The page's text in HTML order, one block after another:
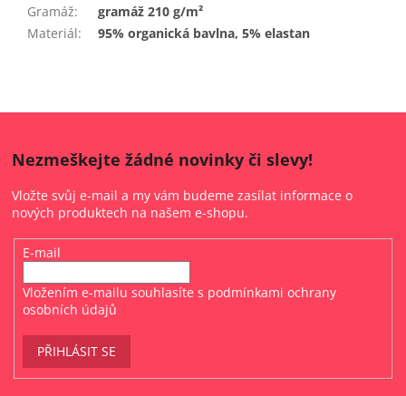
Gramáž:
gramáž 210 g/m²
Materiál: 95% organická bavlna, 5% elastan
Nezmeškejte žádné novinky či slevy!
Vložte svůj e-mail a my vám budeme zasílat informace o
nových produktech na našem e-shopu.
E-mail
Vložením e-mailu souhlasíte s podmínkami ochrany
osobních údajů
PŘIHLÁSIT SE